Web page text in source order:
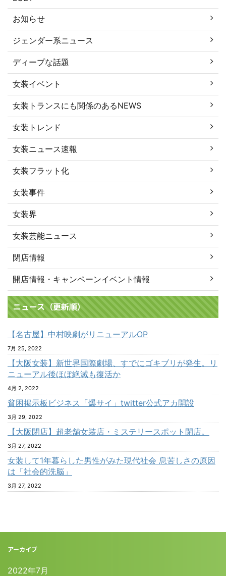
お知らせ
ジェンダー系ニュース
ディープな話題
女装イベント
女装トランスにも関係のあるNEWS
女装トレンド
女装ニュース速報
女装フラット化
女装事件
女装界
女装芸能ニュース
閉店情報
開店情報・キャンペーンイベント情報
ニュース（更新順）
【名古屋】中村映劇がリニューアルOP
7月 25, 2022
【大阪女装】新世界国際劇場、すでにゴキブリが発生。リ
ニューアル後ほぼ絶滅も復活か
4月 2, 2022
貧困掲示板ビジネス「爆サイ」twitter公式アカ開設
3月 29, 2022
【大阪閉店】超老舗女装店・ミステリースポット閉店。
3月 27, 2022
女装して1年暮らした男性がみた現代社会 息苦しさの原因
は「社会的洗脳」
3月 27, 2022
アーカイブ
2022年7月